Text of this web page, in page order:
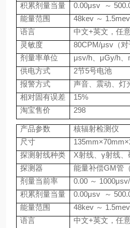
积累剂量当量
0.00μsv ～
能量范围
48kev ～ 1.5mev
语言
中文+英文，任
灵敏度
80CPM/μsv （
剂量率单位
μsv/h 、μGy/h
供电方式
2节5号电池
报警方式
声音、震动、灯
相对固有误差
15%
淘宝售价
298
产品参数
核辐射检测仪
尺寸
135mm×70mm×
探测射线种类
X射线、γ射线
探测器
能量补偿GM管
剂量当前率
0.00 ～ 1000μ
积累剂量当量
0.00μsv ～
能量范围
48kev ～ 1.5mev
语言
中文+英文，任